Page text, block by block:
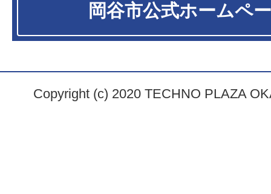
岡谷市公式ホームペ
Copyright (c) 2020 TECHNO PLAZA